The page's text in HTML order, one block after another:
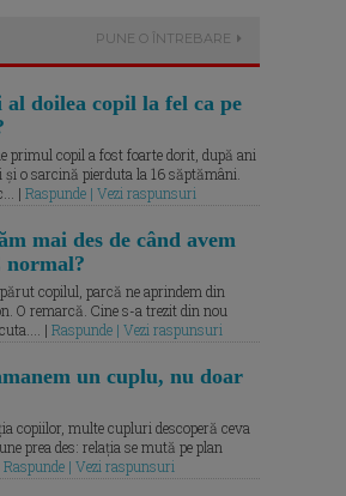
PUNE O ÎNTREBARE
al doilea copil la fel ca pe
primul copil a fost foarte dorit, după ani
și o sarcină pierduta la 16 săptămâni.
| Raspunde | Vezi raspunsuri
mai des de când avem
normal?
copilul, parcă ne aprindem din
O remarcă. Cine s-a trezit din nou
| Raspunde | Vezi raspunsuri
un cuplu, nu doar
copiilor, multe cupluri descoperă ceva
prea des: relația se mută pe plan
Raspunde | Vezi raspunsuri